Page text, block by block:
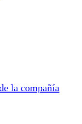
la compañía